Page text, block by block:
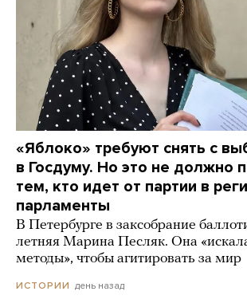
«Яблоко» требуют снять с
в Госдуму. Но это не должно
тем, кто идет от партии в
парламенты
В Петербурге в заксобрание
летняя Марина Песляк. Она
методы», чтобы агитировать за мир
ИСТОРИИ день назад